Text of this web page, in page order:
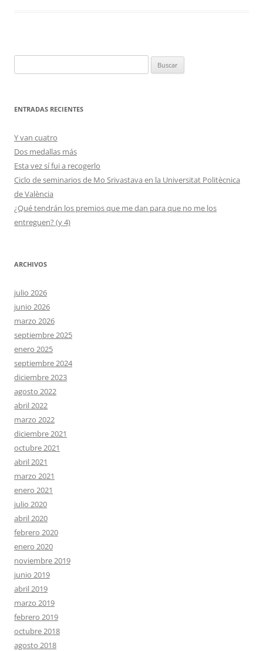
ENTRADAS RECIENTES
Y van cuatro
Dos medallas más
Esta vez sí fui a recogerlo
Ciclo de seminarios de Mo Srivastava en la Universitat Politècnica
de València
¿Qué tendrán los premios que me dan para que no me los
entreguen? (y 4)
ARCHIVOS
julio 2026
junio 2026
marzo 2026
septiembre 2025
enero 2025
septiembre 2024
diciembre 2023
agosto 2022
abril 2022
marzo 2022
diciembre 2021
octubre 2021
abril 2021
marzo 2021
enero 2021
julio 2020
abril 2020
febrero 2020
enero 2020
noviembre 2019
junio 2019
abril 2019
marzo 2019
febrero 2019
octubre 2018
agosto 2018